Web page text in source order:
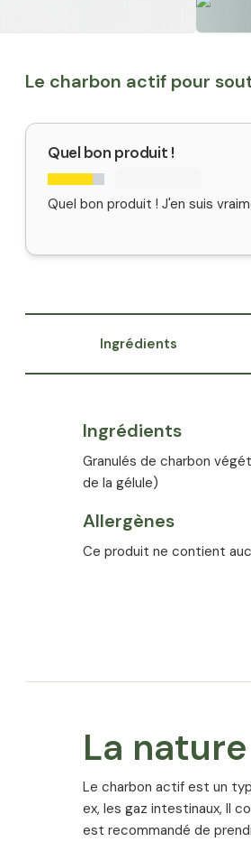
Le charbon actif pour
Quel bon produit !
Quel bon produit ! J'en suis
Ingrédients
Ingrédients
Granulés de charbon
de la gélule)
Allergènes
Ce produit ne contient
La
Le charbon actif est un
ex, les gaz intestinaux, Il
est recommandé de